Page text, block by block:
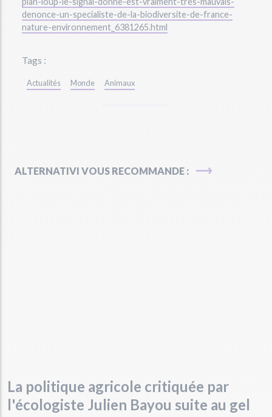
denonce-un-specialiste-de-la-biodiversite-de-france-
nature-environnement_6381265.html
Tags :
Actualités Monde Animaux
ALTERNATIVI VOUS RECOMMANDE :
La politique agricole critiquée par
l'écologiste Julien Bayou suite au gel